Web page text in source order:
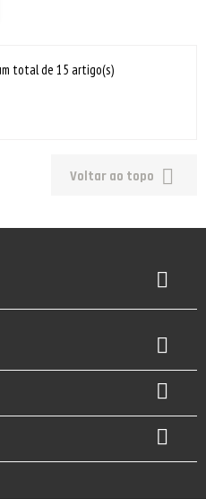
total de 15 artigo(s)
Voltar ao topo 



